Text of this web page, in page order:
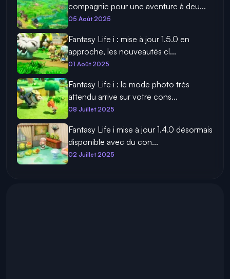
compagnie pour une aventure à deu...
05 Août 2025
Fantasy Life i : mise à jour 1.5.0 en
approche, les nouveautés cl...
01 Août 2025
Fantasy Life i : le mode photo très
attendu arrive sur votre cons...
08 Juillet 2025
Fantasy Life i mise à jour 1.4.0 désormais
disponible avec du con...
02 Juillet 2025